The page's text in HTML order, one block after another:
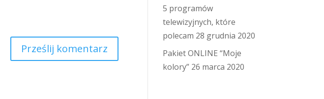
Prześlij komentarz
5 programów
telewizyjnych, które
polecam 28 grudnia 2020
Pakiet ONLINE “Moje
kolory” 26 marca 2020